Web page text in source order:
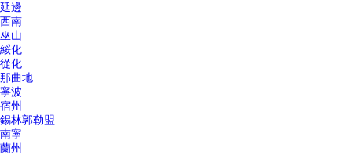
延邊
西南
巫山
綏化
從化
那曲地
寧波
宿州
錫林郭勒盟
南寧
蘭州